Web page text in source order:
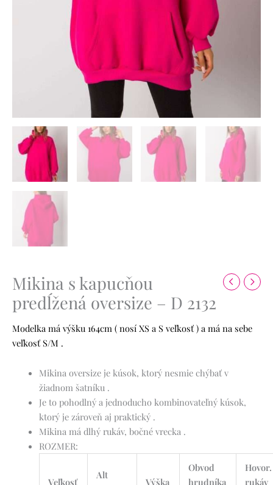
Mikina s kapucňou
predĺžená oversize – D 2132
Modelka má výšku 164cm ( nosí XS a S veľkosť ) a má na sebe
veľkosť S/M .
Mikina oversize je kúsok, ktorý nesmie chýbať v
žiadnom šatníku .
Je to pohodlný a jednoducho kombinovateľný kúsok,
ktorý je zároveň aj praktický .
Mikina má dlhý rukáv, bočné vrecka .
ROZMER:
Veľkosť
Alt
Výška
Obvod
hrudníka
Hovor.
rukáv